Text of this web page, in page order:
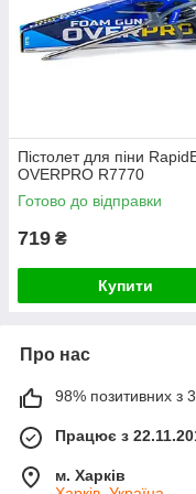
Пістолет для піни
OVERPRO R7770
Готово до відправки
719 ₴
Купити
Про нас
98% позитивних з
Працює з
м. Харків